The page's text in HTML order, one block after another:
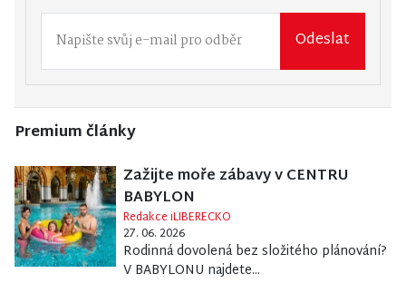
Odeslat
Premium články
Zažijte moře zábavy v CENTRU
BABYLON
Redakce iLIBERECKO
27. 06. 2026
Rodinná dovolená bez složitého plánování?
V BABYLONU najdete...